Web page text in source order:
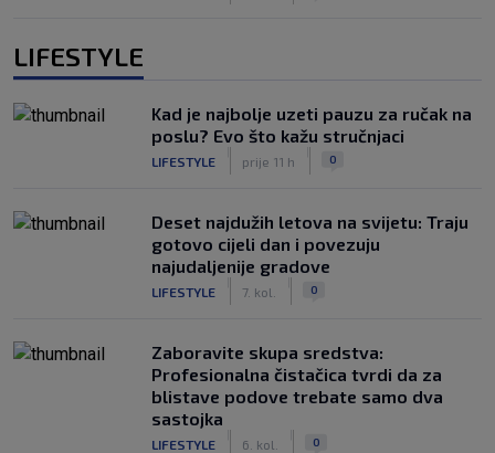
LIFESTYLE
Kad je najbolje uzeti pauzu za ručak na
poslu? Evo što kažu stručnjaci
LIFESTYLE prije 11 h 0
Deset najdužih letova na svijetu: Traju
gotovo cijeli dan i povezuju
najudaljenije gradove
LIFESTYLE 7. kol. 0
Zaboravite skupa sredstva:
Profesionalna čistačica tvrdi da za
blistave podove trebate samo dva
sastojka
LIFESTYLE 6. kol. 0